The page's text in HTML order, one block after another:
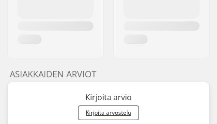
ASIAKKAIDEN ARVIOT
Kirjoita arvio
Kirjoita arvostelu